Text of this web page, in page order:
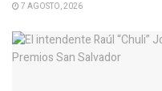
7 AGOSTO, 2026